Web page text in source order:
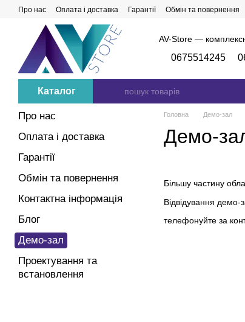
Перейти до основного контенту
Про нас Оплата і доставка Гарантії Обмін та повернення
AV-Store —
0675514245
Каталог
Головна Демо-зал
Демо-
Більшу частину
Відвідування
телефонуйте за
Про нас
Оплата і доставка
Гарантії
Обмін та повернення
Контактна інформація
Блог
Демо-зал
Проектування та
встановлення